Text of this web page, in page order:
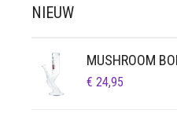
NIEUW
MUSHROOM
€ 24,95